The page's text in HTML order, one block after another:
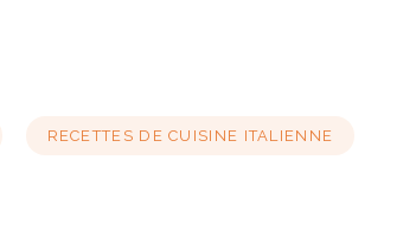
RECETTES DE CUISINE ITALIENNE